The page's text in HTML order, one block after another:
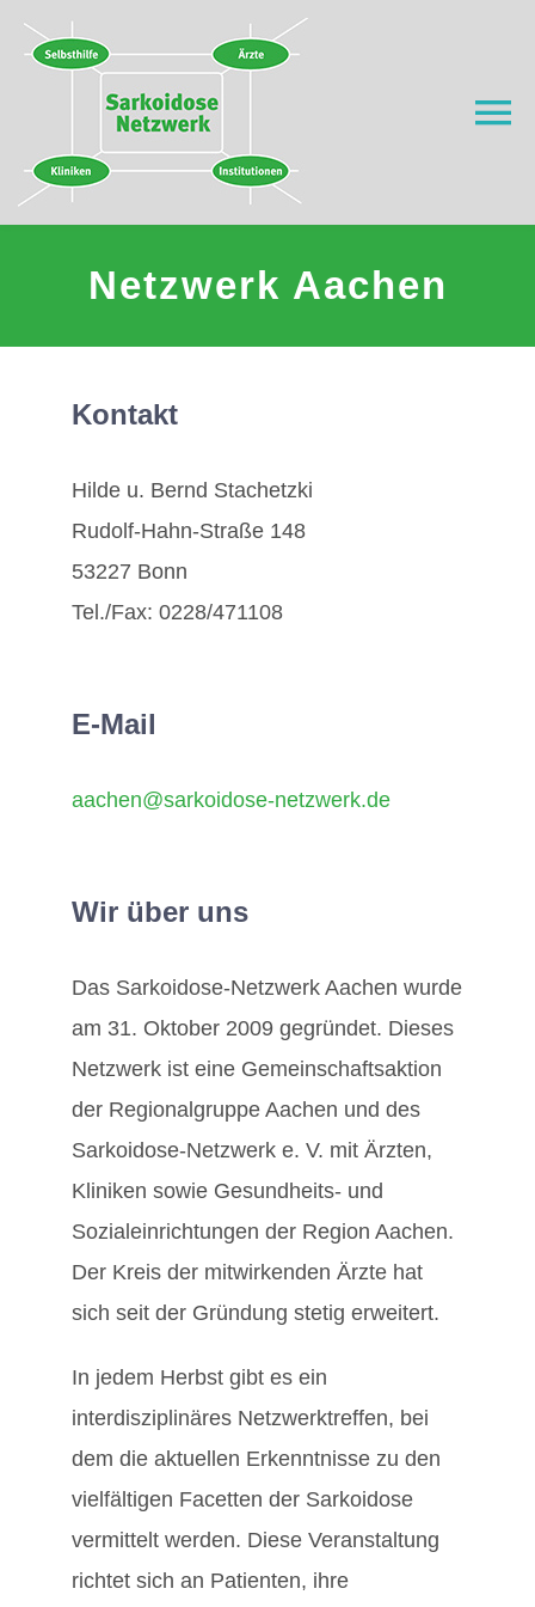
Zum
Inhalt
Home
Was ist Sarkoidose?
Aktuell
Mitglieder / Login
Netzwerk Aachen
Kontakt
Hilde u. Bernd Stachetzki
Rudolf-Hahn-Straße 148
53227 Bonn
Tel./Fax: 0228/471108
E-Mail
aachen@sarkoidose-netzwerk.de
Wir über uns
Das Sarkoidose-Netzwerk Aachen wurde
am 31. Oktober 2009 gegründet. Dieses
Netzwerk ist eine Gemeinschaftsaktion
der Regionalgruppe Aachen und des
Sarkoidose-Netzwerk e. V. mit Ärzten,
Kliniken sowie Gesundheits- und
Sozialeinrichtungen der Region Aachen.
Der Kreis der mitwirkenden Ärzte hat
sich seit der Gründung stetig erweitert.
In jedem Herbst gibt es ein
interdisziplinäres Netzwerktreffen, bei
dem die aktuellen Erkenntnisse zu den
vielfältigen Facetten der Sarkoidose
vermittelt werden. Diese Veranstaltung
richtet sich an Patienten, ihre